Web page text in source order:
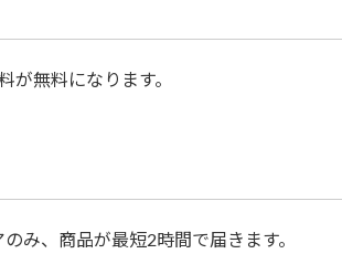
が無料になります。
み、商品が最短2時間で届きます。